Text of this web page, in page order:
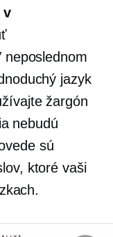
v
neposlednom
jazyk
žargón
nebudú
sú
ktoré vaši